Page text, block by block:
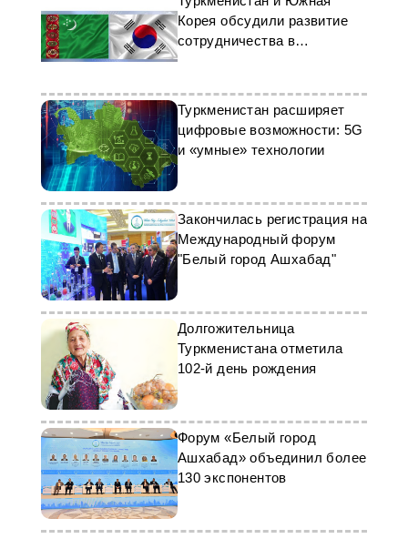
Корея обсудили развитие
сотрудничества в
миграционной сфере
Туркменистан расширяет
цифровые возможности: 5G
и «умные» технологии
Закончилась регистрация на
Международный форум
"Белый город Ашхабад"
Долгожительница
Туркменистана отметила
102-й день рождения
Форум «Белый город
Ашхабад» объединил более
130 экспонентов